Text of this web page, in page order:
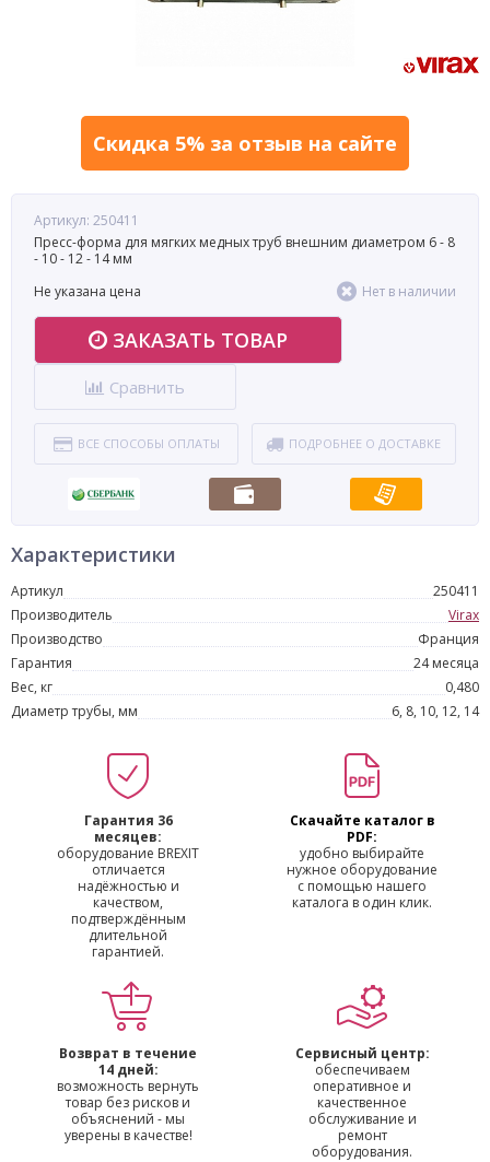
Скидка 5% за отзыв на сайте
Артикул: 250411
Пресс-форма для мягких медных труб внешним диаметром 6 - 8
- 10 - 12 - 14 мм
Не указана цена
Нет в наличии
ЗАКАЗАТЬ ТОВАР
Сравнить
ВСЕ СПОСОБЫ ОПЛАТЫ ПОДРОБНЕЕ О ДОСТАВКЕ
Характеристики
Артикул
250411
Производитель
Virax
Производство
Франция
Гарантия
24 месяца
Вес, кг
0,480
Диаметр трубы, мм
6, 8, 10, 12, 14
Гарантия 36
месяцев:
оборудование BREXIT
отличается
надёжностью и
качеством,
подтверждённым
длительной
гарантией.
Скачайте каталог в
PDF:
удобно выбирайте
нужное оборудование
с помощью нашего
каталога в один клик.
Возврат в течение
14 дней:
возможность вернуть
товар без рисков и
объяснений - мы
уверены в качестве!
Сервисный центр:
обеспечиваем
оперативное и
качественное
обслуживание и
ремонт
оборудования.